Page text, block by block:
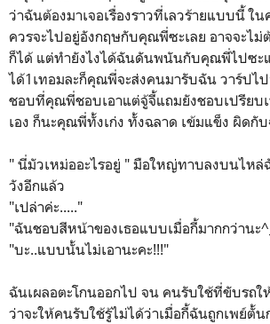
ว่าฉันต้องมาเจอเรื่องราวที่เลวร้ายแบบนี้ ใ
ควรจะไปอยู่อังกฤษกับคุณพี่ซะเลย อาจจะไม่
ก็ได้ แต่ทำยังไงได้ฉันดันพนันกับคุณพี่ไปซะ
ได้1เทอมละก็คุณพี่จะส่งคนมารับฉัน วาร์ปไ
ชอบที่คุณพี่ชอบเอาแต่จู้จี้แถมยังชอบเปรีย
เอง ก็นะคุณพี่ทั้งเก่ง ทั้งฉลาด เข้มแข็ง ผิดกั
" นี่มัวเหม่ออะไรอยู่ " มือใหญ่ทาบลงบนไห
วังอีกแล้ว
"เปล่าค่ะ....."
"ฉันชอบสีหน้าของเธอแบบเมื่อกี้มากกว่านะ
"บะ..แบบนั้นไม่เอานะคะ!!!"
ฉันเผลอตะโกนออกไป จน คนรับใช้ที่ขับรถ
ว่าจะให้คนรับใช้รู้ไม่ได้ว่าเมื่อกี้ฉันถูกเพย์ตั้น